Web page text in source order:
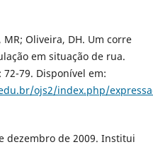
MR; Oliveira, DH. Um corre
em situação de rua.
72-79. Disponível em:
ojs2/index.php/
dezembro de 2009. Institui